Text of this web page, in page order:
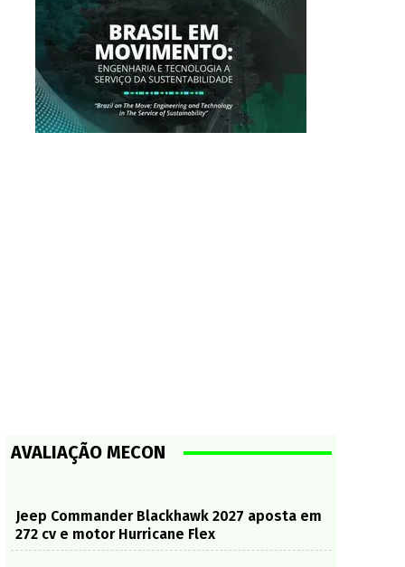
AVALIAÇÃO MECON
Jeep Commander Blackhawk 2027 aposta em
272 cv e motor Hurricane Flex